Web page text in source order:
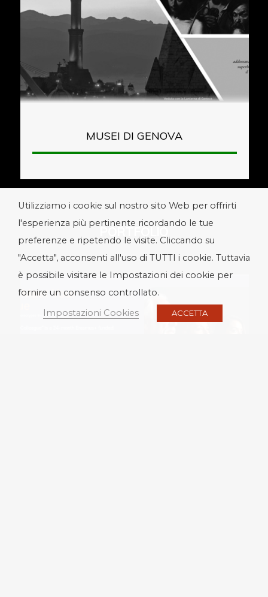
MUSEI DI GENOVA
Utilizziamo i cookie sul nostro sito Web per offrirti
l'esperienza più pertinente ricordando le tue
preferenze e ripetendo le visite. Cliccando su
"Accetta", acconsenti all'uso di TUTTI i cookie. Tuttavia
è possibile visitare le Impostazioni dei cookie per
fornire un consenso controllato.
Impostazioni Cookies
ACCETTA